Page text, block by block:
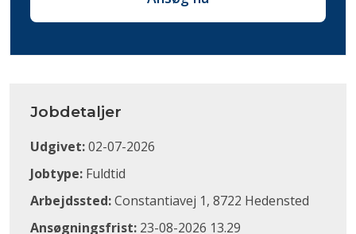
Jobdetaljer
Udgivet:02-07-2026
Jobtype: Fuldtid
Arbejdssted:Constantiavej 1, 8722 Hedensted
Ansøgningsfrist: 23-08-2026 13.29